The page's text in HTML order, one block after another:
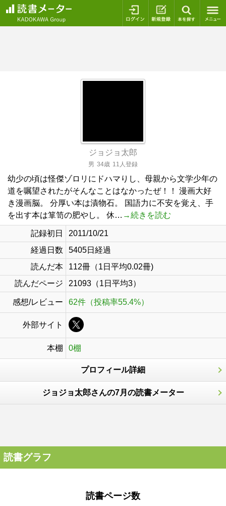
ログイン 新規登録
ジョジョ太郎
男 34歳 11人登録
幼少の頃は怪傑ゾロリにドハマりし、母親から文学少年の
道を嘱望されたがそんなことはなかったぜ！！ 漫画大好
き漫画脳。 分厚い本は漬物石。 国語力に不安を覚え、手
を出す本は箪笥の肥やし。 休… →続きを読む
記録初日
2011/10/21
経過日数
5405日経過
読んだ本
112冊（1日平均0.02冊)
読んだページ
21093（1日平均3）
感想/レビュー 62件（投稿率55.4%）
外部サイト
本棚 0棚
プロフィール詳細
ジョジョ太郎さんの7月の読書メーター
読書グラフ
読書ページ数